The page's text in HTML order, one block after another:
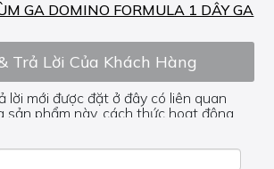
GA DOMINO FORMULA 1 DÂY GA
Trả Lời Của Khách Hàng
lời mới được đặt ở đây có liên quan
sản phẩm này, cách thức hoạt động,
nó có hữu ích không, v.v.
đây mà bên trong trang đó.